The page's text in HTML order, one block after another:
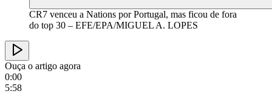
CR7 venceu a Nations por Portugal, mas ficou de fora
do top 30 – EFE/EPA/MIGUEL A. LOPES
Ouça o artigo agora
0:00
5:58